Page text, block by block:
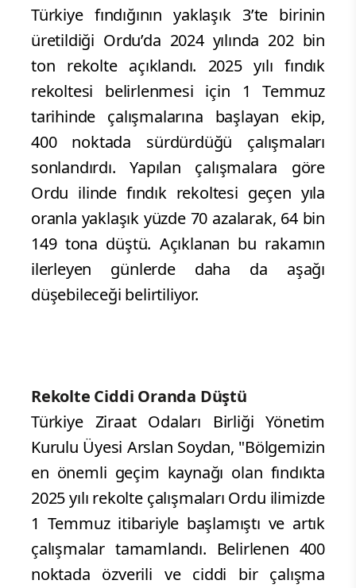
Türkiye fındığının yaklaşık 3’te birinin
üretildiği Ordu’da 2024 yılında 202 bin
ton rekolte açıklandı. 2025 yılı fındık
rekoltesi belirlenmesi için 1 Temmuz
tarihinde çalışmalarına başlayan ekip,
400 noktada sürdürdüğü çalışmaları
sonlandırdı. Yapılan çalışmalara göre
Ordu ilinde fındık rekoltesi geçen yıla
oranla yaklaşık yüzde 70 azalarak, 64 bin
149 tona düştü. Açıklanan bu rakamın
ilerleyen günlerde daha da aşağı
düşebileceği belirtiliyor.
Rekolte Ciddi Oranda Düştü
Türkiye Ziraat Odaları Birliği Yönetim
Kurulu Üyesi Arslan Soydan, "Bölgemizin
en önemli geçim kaynağı olan fındıkta
2025 yılı rekolte çalışmaları Ordu ilimizde
1 Temmuz itibariyle başlamıştı ve artık
çalışmalar tamamlandı. Belirlenen 400
noktada özverili ve ciddi bir çalışma